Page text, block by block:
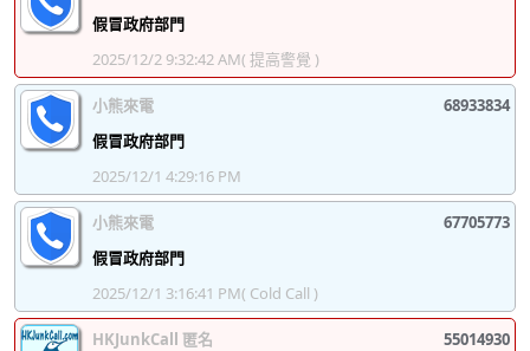
假冒政府部門
2025/12/2 9:32:42 AM( 提高警覺 )
小熊來電
68933834
假冒政府部門
2025/12/1 4:29:16 PM
小熊來電
67705773
假冒政府部門
2025/12/1 3:16:41 PM( Cold Call )
HKJunkCall 匿名
55014930